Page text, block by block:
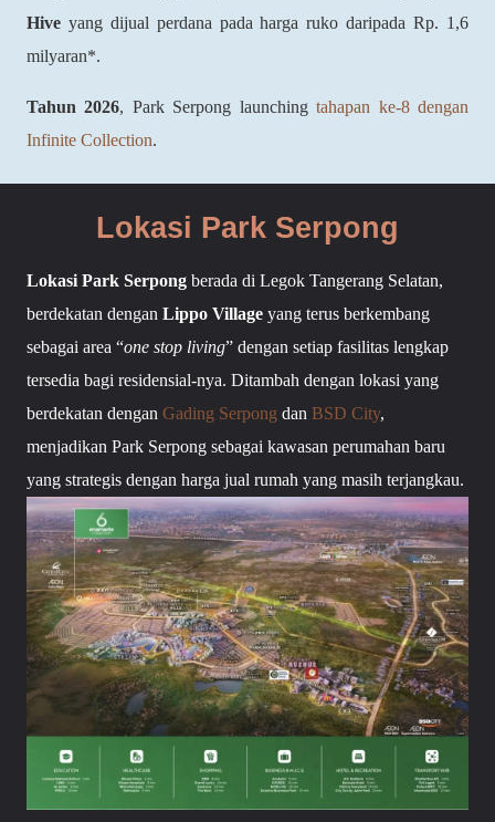
Hive yang dijual perdana pada harga ruko daripada Rp. 1,6
milyaran*.
Tahun 2026, Park Serpong launchingtahapan ke-8 dengan
Infinite Collection.
Lokasi Park Serpong
Lokasi Park Serpong berada di Legok Tangerang Selatan,
berdekatan dengan Lippo Village yang terus berkembang
sebagai area “one stop living” dengan setiap fasilitas lengkap
tersedia bagi residensial-nya. Ditambah dengan lokasi yang
berdekatan dengan Gading Serpong dan BSD City,
menjadikan Park Serpong sebagai kawasan perumahan baru
yang strategis dengan harga jual rumah yang masih terjangkau.